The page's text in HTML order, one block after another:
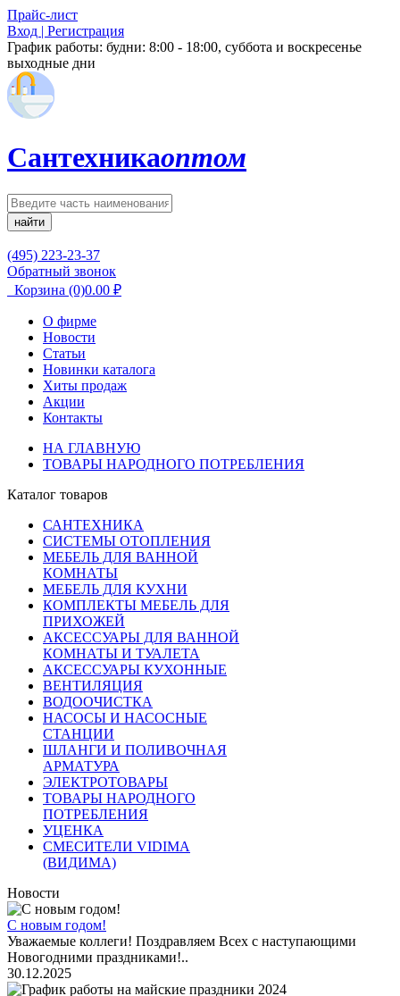
Прайс-лист
Вход | Регистрация
График работы: будни: 8:00 - 18:00, суббота и воскресенье
выходные дни
Сантехникаоптом
найти
(495) 223-23-37
Обратный звонок
Корзина (0)0.00 ₽
О фирме
Новости
Статьи
Новинки каталога
Хиты продаж
Акции
Контакты
НА ГЛАВНУЮ
ТОВАРЫ НАРОДНОГО ПОТРЕБЛЕНИЯ
Каталог товаров
САНТЕХНИКА
СИСТЕМЫ ОТОПЛЕНИЯ
МЕБЕЛЬ ДЛЯ ВАННОЙ
КОМНАТЫ
МЕБЕЛЬ ДЛЯ КУХНИ
КОМПЛЕКТЫ МЕБЕЛЬ ДЛЯ
ПРИХОЖЕЙ
АКСЕССУАРЫ ДЛЯ ВАННОЙ
КОМНАТЫ И ТУАЛЕТА
АКСЕССУАРЫ КУХОННЫЕ
ВЕНТИЛЯЦИЯ
ВОДООЧИСТКА
НАСОСЫ И НАСОСНЫЕ
СТАНЦИИ
ШЛАНГИ И ПОЛИВОЧНАЯ
АРМАТУРА
ЭЛЕКТРОТОВАРЫ
ТОВАРЫ НАРОДНОГО
ПОТРЕБЛЕНИЯ
УЦЕНКА
СМЕСИТЕЛИ VIDIMA
(ВИДИМА)
Новости
С новым годом!
Уважаемые коллеги! Поздравляем Всех с наступающими
Новогодними праздниками!..
30.12.2025